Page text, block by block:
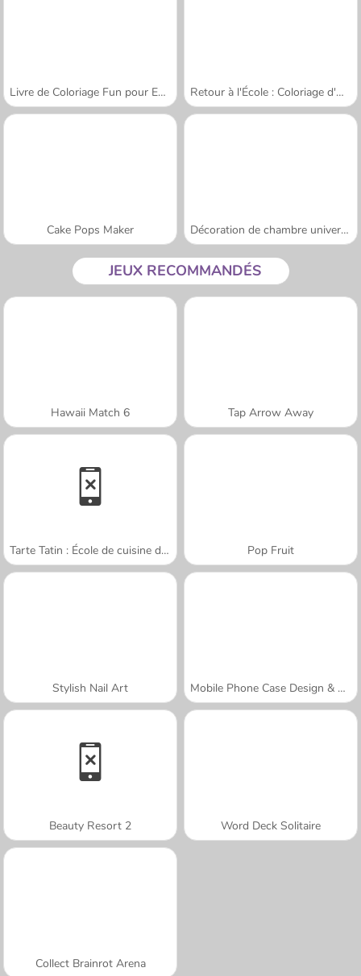
Livre de Coloriage Fun pour Enfants Retour à l'École : Coloriage d'Ours Mignons
Cake Pops Maker Décoration de chambre universitaire
JEUX RECOMMANDÉS
Hawaii Match 6 Tap Arrow Away
Tarte Tatin : École de cuisine de Sara Pop Fruit
Stylish Nail Art Mobile Phone Case Design & DIY
Beauty Resort 2 Word Deck Solitaire
Collect Brainrot Arena